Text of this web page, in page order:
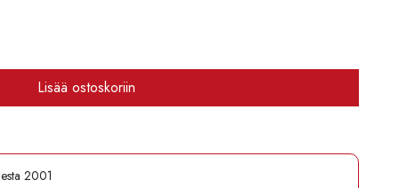
Lisää ostoskoriin
2001